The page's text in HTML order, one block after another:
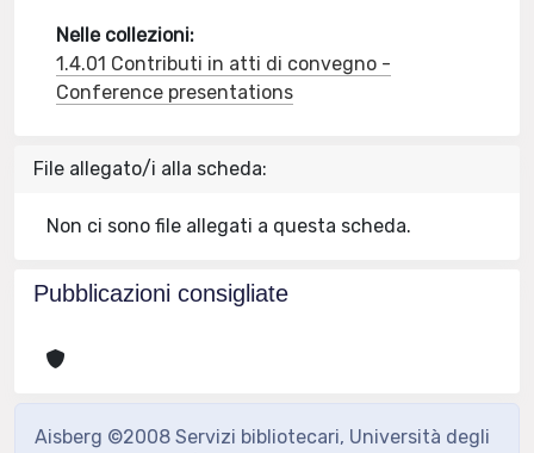
Nelle collezioni:
1.4.01 Contributi in atti di convegno -
Conference presentations
File allegato/i alla scheda:
Non ci sono file allegati a questa scheda.
Pubblicazioni consigliate
Aisberg ©2008 Servizi bibliotecari, Università degli